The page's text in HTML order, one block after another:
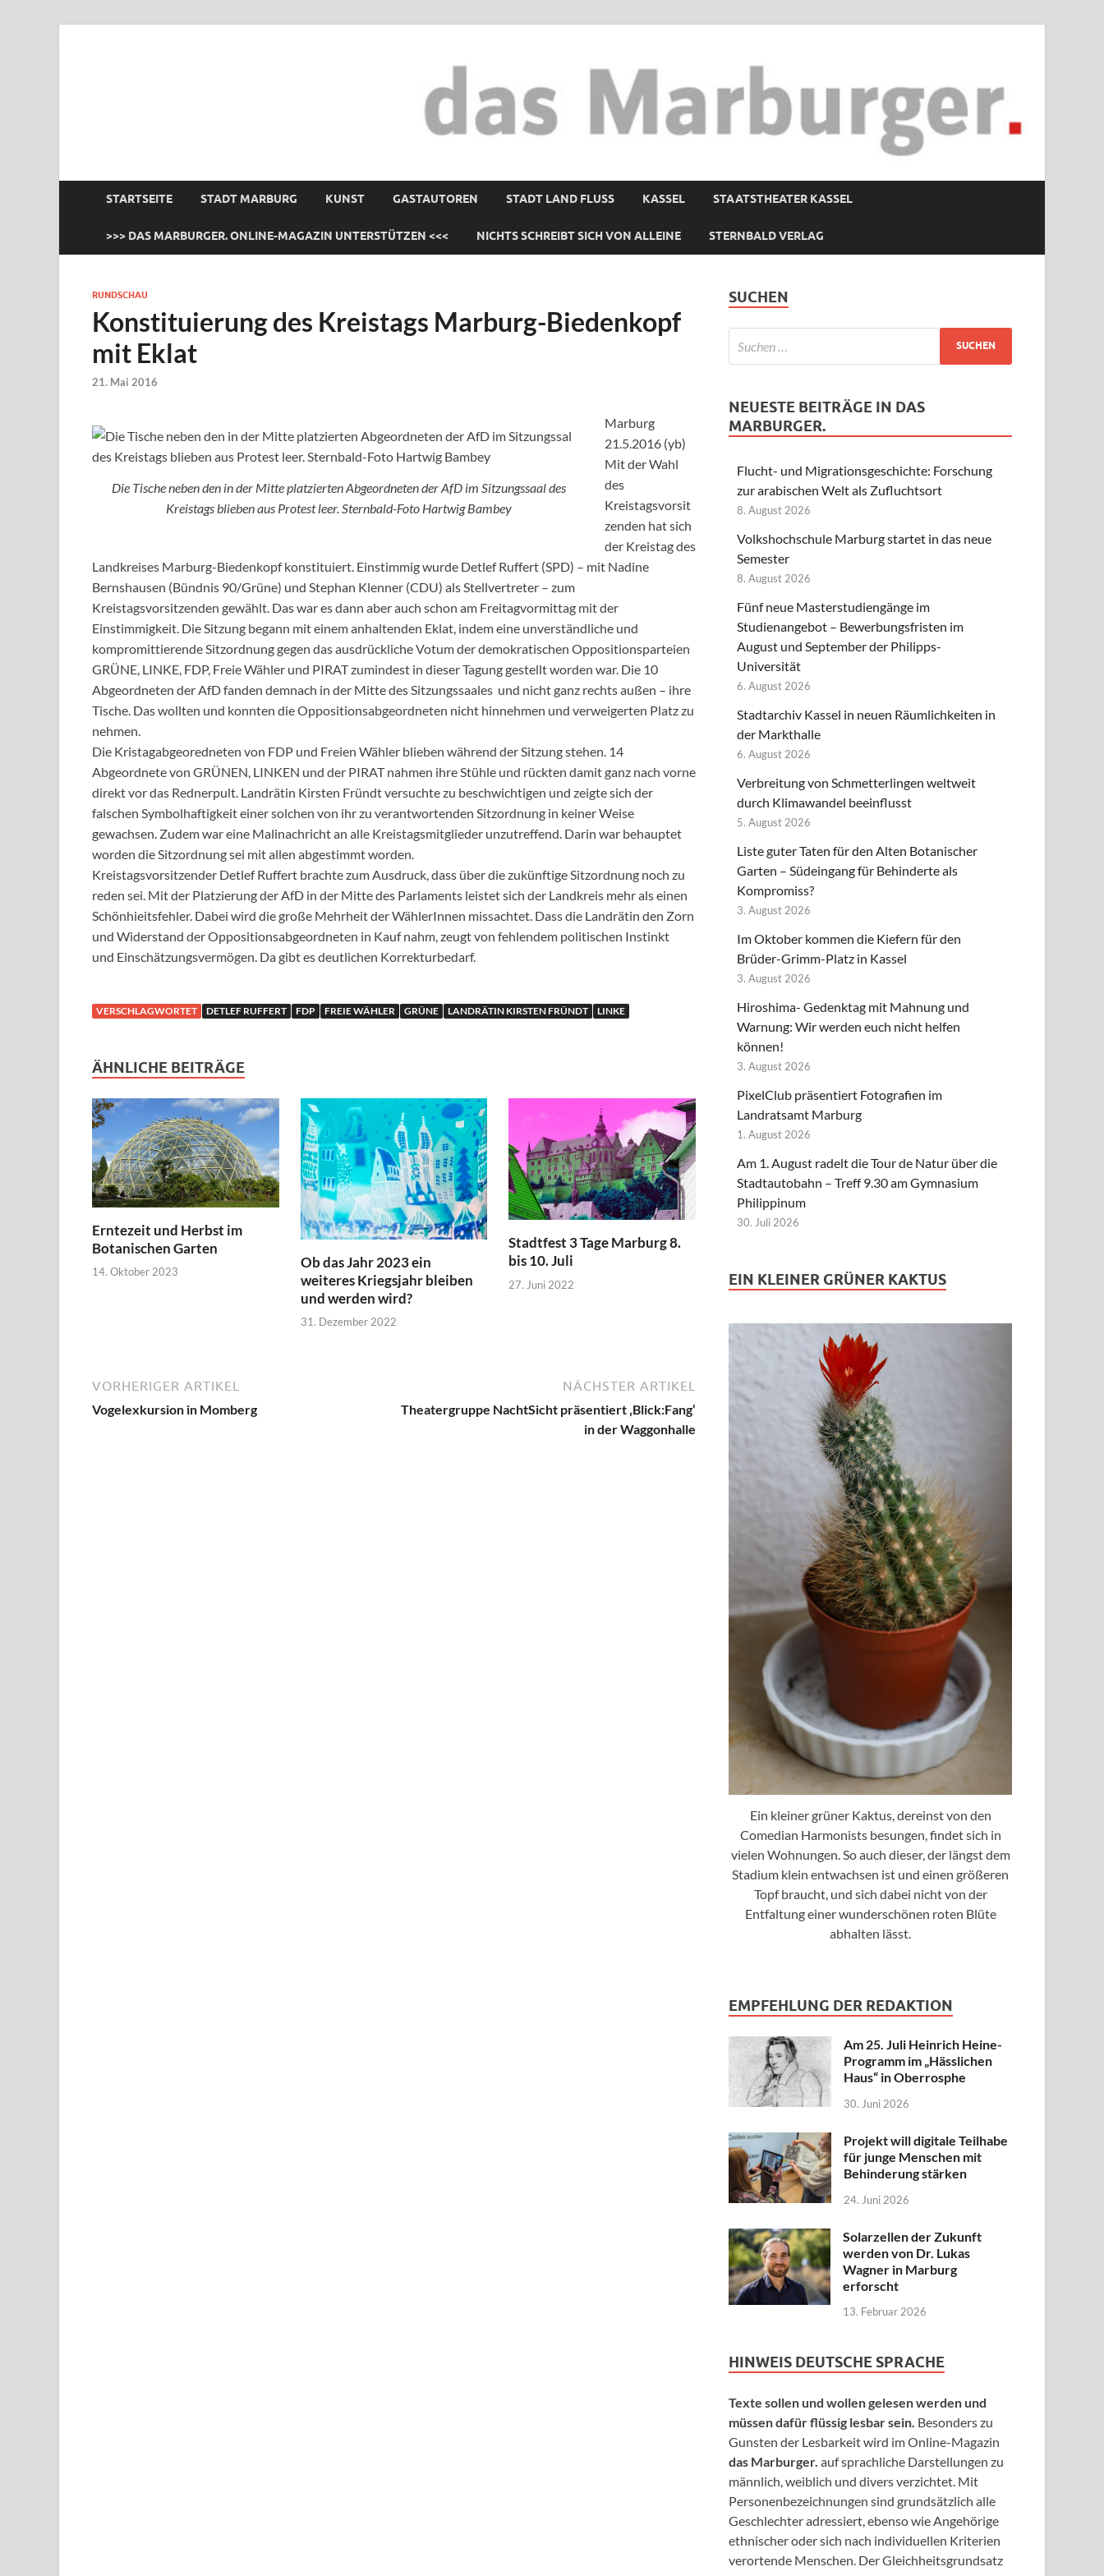
STARTSEITE STADT MARBURG KUNST GASTAUTOREN STADT LAND FLUSS KASSEL STAATSTHEATER KASSEL
>>> DAS MARBURGER. ONLINE-MAGAZIN UNTERSTÜTZEN <<< NICHTS SCHREIBT SICH VON ALLEINE STERNBALD VERLAG
RUNDSCHAU
Konstituierung des Kreistags Marburg-Biedenkopf
mit Eklat
21. Mai 2016
Die Tische neben den in der Mitte platzierten Abgeordneten der AfD im Sitzungssaal des
Kreistags blieben aus Protest leer. Sternbald-Foto Hartwig Bambey
Marburg
21.5.2016 (yb)
Mit der Wahl
des
Kreistagsvorsit
zenden hat sich
der Kreistag des
Landkreises Marburg-Biedenkopf konstituiert. Einstimmig wurde Detlef Ruffert (SPD) – mit Nadine
Bernshausen (Bündnis 90/Grüne) und Stephan Klenner (CDU) als Stellvertreter – zum
Kreistagsvorsitzenden gewählt. Das war es dann aber auch schon am Freitagvormittag mit der
Einstimmigkeit. Die Sitzung begann mit einem anhaltenden Eklat, indem eine unverständliche und
kompromittierende Sitzordnung gegen das ausdrückliche Votum der demokratischen Oppositionsparteien
GRÜNE, LINKE, FDP, Freie Wähler und PIRAT zumindest in dieser Tagung gestellt worden war. Die 10
Abgeordneten der AfD fanden demnach in der Mitte des Sitzungssaales und nicht ganz rechts außen – ihre
Tische. Das wollten und konnten die Oppositionsabgeordneten nicht hinnehmen und verweigerten Platz zu
nehmen.
Die Kristagabgeoredneten von FDP und Freien Wähler blieben während der Sitzung stehen. 14
Abgeordnete von GRÜNEN, LINKEN und der PIRAT nahmen ihre Stühle und rückten damit ganz nach vorne
direkt vor das Rednerpult. Landrätin Kirsten Fründt versuchte zu beschwichtigen und zeigte sich der
falschen Symbolhaftigkeit einer solchen von ihr zu verantwortenden Sitzordnung in keiner Weise
gewachsen. Zudem war eine Malinachricht an alle Kreistagsmitglieder unzutreffend. Darin war behauptet
worden die Sitzordnung sei mit allen abgestimmt worden.
Kreistagsvorsitzender Detlef Ruffert brachte zum Ausdruck, dass über die zukünftige Sitzordnung noch zu
reden sei. Mit der Platzierung der AfD in der Mitte des Parlaments leistet sich der Landkreis mehr als einen
Schönhieitsfehler. Dabei wird die große Mehrheit der WählerInnen missachtet. Dass die Landrätin den Zorn
und Widerstand der Oppositionsabgeordneten in Kauf nahm, zeugt von fehlendem politischen Instinkt
und Einschätzungsvermögen. Da gibt es deutlichen Korrekturbedarf.
VERSCHLAGWORTET DETLEF RUFFERT FDP FREIE WÄHLER GRÜNE LANDRÄTIN KIRSTEN FRÜNDT LINKE
ÄHNLICHE BEITRÄGE
Erntezeit und Herbst im
Botanischen Garten
14. Oktober 2023
Ob das Jahr 2023 ein
weiteres Kriegsjahr bleiben
und werden wird?
31. Dezember 2022
Stadtfest 3 Tage Marburg 8.
bis 10. Juli
27. Juni 2022
VORHERIGER ARTIKEL
Vogelexkursion in Momberg
NÄCHSTER ARTIKEL
Theatergruppe NachtSicht präsentiert ‚Blick:Fang‘
in der Waggonhalle
SUCHEN
NEUESTE BEITRÄGE IN DAS
MARBURGER.
Flucht- und Migrationsgeschichte: Forschung
zur arabischen Welt als Zufluchtsort
8. August 2026
Volkshochschule Marburg startet in das neue
Semester
8. August 2026
Fünf neue Masterstudiengänge im
Studienangebot – Bewerbungsfristen im
August und September der Philipps-
Universität
6. August 2026
Stadtarchiv Kassel in neuen Räumlichkeiten in
der Markthalle
6. August 2026
Verbreitung von Schmetterlingen weltweit
durch Klimawandel beeinflusst
5. August 2026
Liste guter Taten für den Alten Botanischer
Garten – Südeingang für Behinderte als
Kompromiss?
3. August 2026
Im Oktober kommen die Kiefern für den
Brüder-Grimm-Platz in Kassel
3. August 2026
Hiroshima- Gedenktag mit Mahnung und
Warnung: Wir werden euch nicht helfen
können!
3. August 2026
PixelClub präsentiert Fotografien im
Landratsamt Marburg
1. August 2026
Am 1. August radelt die Tour de Natur über die
Stadtautobahn – Treff 9.30 am Gymnasium
Philippinum
30. Juli 2026
EIN KLEINER GRÜNER KAKTUS
Ein kleiner grüner Kaktus, dereinst von den
Comedian Harmonists besungen, findet sich in
vielen Wohnungen. So auch dieser, der längst dem
Stadium klein entwachsen ist und einen größeren
Topf braucht, und sich dabei nicht von der
Entfaltung einer wunderschönen roten Blüte
abhalten lässt.
EMPFEHLUNG DER REDAKTION
Am 25. Juli Heinrich Heine-
Programm im „Hässlichen
Haus“ in Oberrosphe
30. Juni 2026
Projekt will digitale Teilhabe
für junge Menschen mit
Behinderung stärken
24. Juni 2026
Solarzellen der Zukunft
werden von Dr. Lukas
Wagner in Marburg
erforscht
13. Februar 2026
HINWEIS DEUTSCHE SPRACHE
Texte sollen und wollen gelesen werden und
müssen dafür flüssig lesbar sein. Besonders zu
Gunsten der Lesbarkeit wird im Online-Magazin
das Marburger. auf sprachliche Darstellungen zu
männlich, weiblich und divers verzichtet. Mit
Personenbezeichnungen sind grundsätzlich alle
Geschlechter adressiert, ebenso wie Angehörige
ethnischer oder sich nach individuellen Kriterien
verortende Menschen. Der Gleichheitsgrundsatz